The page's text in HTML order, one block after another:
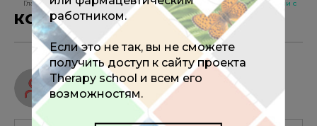
Главная Новости Повышенный уровень липопротеина(a) связали с
КОММЕНТАРИИ
Авторизуйтесь, чтобы оставить
комментарий
работником.
Если это не так, вы не сможете
получить доступ к сайту проекта
Therapy school и всем его
возможностям.